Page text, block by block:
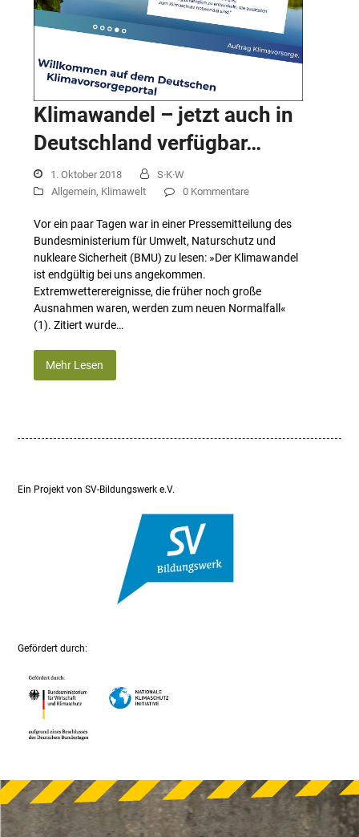
Klimawandel – jetzt auch in
Deutschland verfügbar…
1. Oktober 2018
S·K·W
Allgemein, Klimawelt 0 Kommentare
Vor ein paar Tagen war in einer Pressemitteilung des
Bundesministerium für Umwelt, Naturschutz und
nukleare Sicherheit (BMU) zu lesen: »Der Klimawandel
ist endgültig bei uns angekommen.
Extremwetterereignisse, die früher noch große
Ausnahmen waren, werden zum neuen Normalfall«
(1). Zitiert wurde…
Mehr Lesen
Ein Projekt von SV-Bildungswerk e.V.
Gefördert durch: